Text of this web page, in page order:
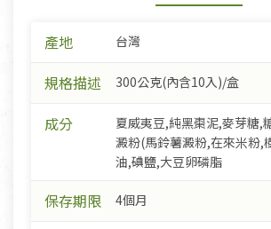
產地 台灣
規格描述 300公克(內含10入)/盒
成分
夏威夷豆,純黑棗泥,麥芽糖,
澱粉(馬鈴薯澱粉,在來米粉,
油,碘鹽,大豆卵磷脂
保存期限 4個月